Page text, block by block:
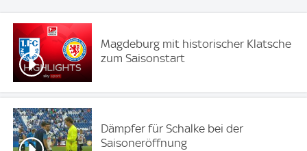
Magdeburg mit historischer Klatsche
zum Saisonstart
Dämpfer für Schalke bei der
Saisoneröffnung